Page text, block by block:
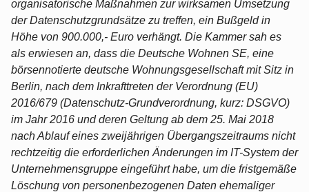
organisatorische Maßnahmen zur wirksamen Umsetzung
der Datenschutzgrundsätze zu treffen, ein Bußgeld in
Höhe von 900.000,- Euro verhängt. Die Kammer sah es
als erwiesen an, dass die Deutsche Wohnen SE, eine
börsennotierte deutsche Wohnungsgesellschaft mit Sitz in
Berlin, nach dem Inkrafttreten der Verordnung (EU)
2016/679 (Datenschutz-Grundverordnung, kurz: DSGVO)
im Jahr 2016 und deren Geltung ab dem 25. Mai 2018
nach Ablauf eines zweijährigen Übergangszeitraums nicht
rechtzeitig die erforderlichen Änderungen im IT-System der
Unternehmensgruppe eingeführt habe, um die fristgemäße
Löschung von personenbezogenen Daten ehemaliger